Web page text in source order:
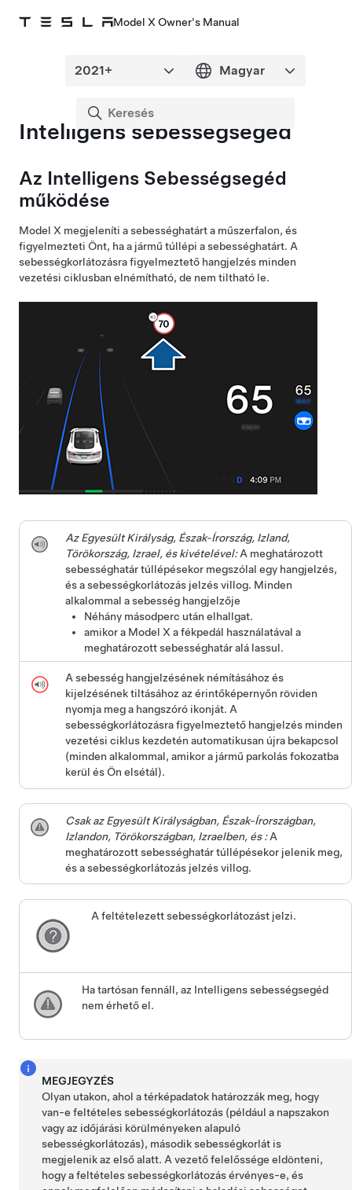
Model X Owner's Manual
Intelligens sebességsegéd
Az Intelligens Sebességsegéd
működése
Model X megjeleníti a sebességhatárt a műszerfalon, és
figyelmezteti Önt, ha a jármű túllépi a sebességhatárt. A
sebességkorlátozásra figyelmeztető hangjelzés minden
vezetési ciklusban elnémítható, de nem tiltható le.
Az Egyesült Királyság, Észak-Írország, Izland,
Törökország, Izrael, és kivételével:A meghatározott
sebességhatár túllépésekor megszólal egy hangjelzés,
és a sebességkorlátozás jelzés villog. Minden
alkalommal a sebesség hangjelzője
Néhány másodperc után elhallgat.
amikor a Model X a fékpedál használatával a
meghatározott sebességhatár alá lassul.
A sebesség hangjelzésének némításához és
kijelzésének tiltásához az érintőképernyőn röviden
nyomja meg a hangszóró ikonját. A
sebességkorlátozásra figyelmeztető hangjelzés minden
vezetési ciklus kezdetén automatikusan újra bekapcsol
(minden alkalommal, amikor a jármű parkolás fokozatba
kerül és Ön elsétál).
Csak az Egyesült Királyságban, Észak-Írországban,
Izlandon, Törökországban, Izraelben, és :A
meghatározott sebességhatár túllépésekor jelenik meg,
és a sebességkorlátozás jelzés villog.
A feltételezett sebességkorlátozást jelzi.
Ha tartósan fennáll, az Intelligens sebességsegéd
nem érhető el.
MEGJEGYZÉS
Olyan utakon, ahol a térképadatok határozzák meg, hogy
van-e feltételes sebességkorlátozás (például a napszakon
vagy az időjárási körülményeken alapuló
sebességkorlátozás), második sebességkorlát is
megjelenik az első alatt. A vezető felelőssége eldönteni,
hogy a feltételes sebességkorlátozás érvényes-e, és